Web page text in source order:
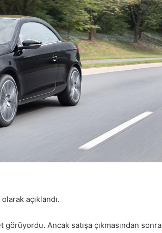
açıklandı.
görüyordu. Ancak satışa çıkmasından sonra